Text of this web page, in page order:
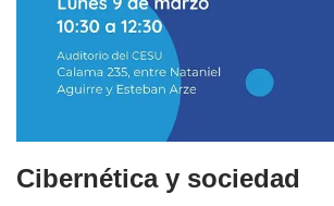
Cibernética y sociedad